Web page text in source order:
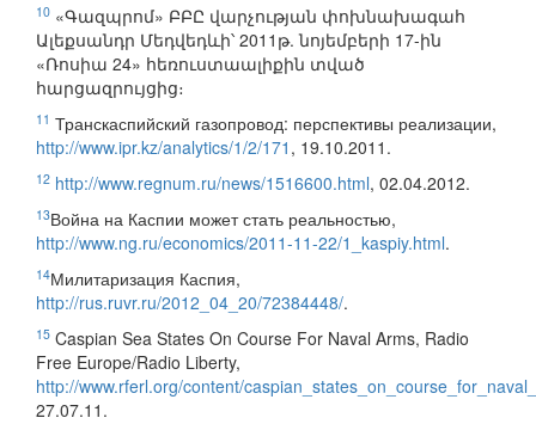
10 «Գազպրոմ» ԲԲԸ վարչության փոխնախագահ
Ալեքսանդր Մեդվեդևի՝ 2011թ. նոյեմբերի 17-ին
«Ռոսիա 24» հեռուստաալիքին տված
հարցազրույցից։
11 Транскаспийский газопровод: перспективы реализации,
http://www.ipr.kz/analytics/1/2/171 , 19.10.2011.
12 http://www.regnum.ru/news/1516600.html, 02.04.2012.
13Война на Каспии может стать реальностью,
http://www.ng.ru/economics/2011-11-22/1_kaspiy.html.
14Милитаризация Каспия,
http://rus.ruvr.ru/2012_04_20/72384448/.
15 Caspian Sea States On Course For Naval Arms, Radio
Free Europe/Radio Liberty,
http://www.rferl.org/content/
27.07.11.